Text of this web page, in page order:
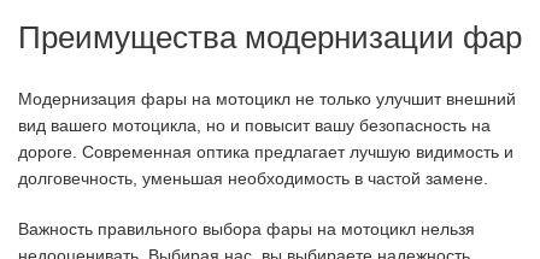
Преимущества модернизации фар
Модернизация фары на мотоцикл не только улучшит внешний
вид вашего мотоцикла, но и повысит вашу безопасность на
дороге. Современная оптика предлагает лучшую видимость и
долговечность, уменьшая необходимость в частой замене.
Важность правильного выбора фары на мотоцикл нельзя